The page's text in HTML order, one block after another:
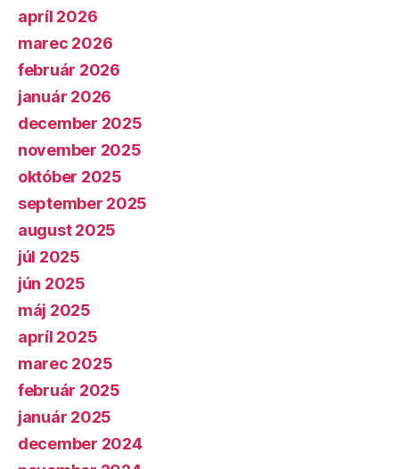
apríl 2026
marec 2026
február 2026
január 2026
december 2025
november 2025
október 2025
september 2025
august 2025
júl 2025
jún 2025
máj 2025
apríl 2025
marec 2025
február 2025
január 2025
december 2024